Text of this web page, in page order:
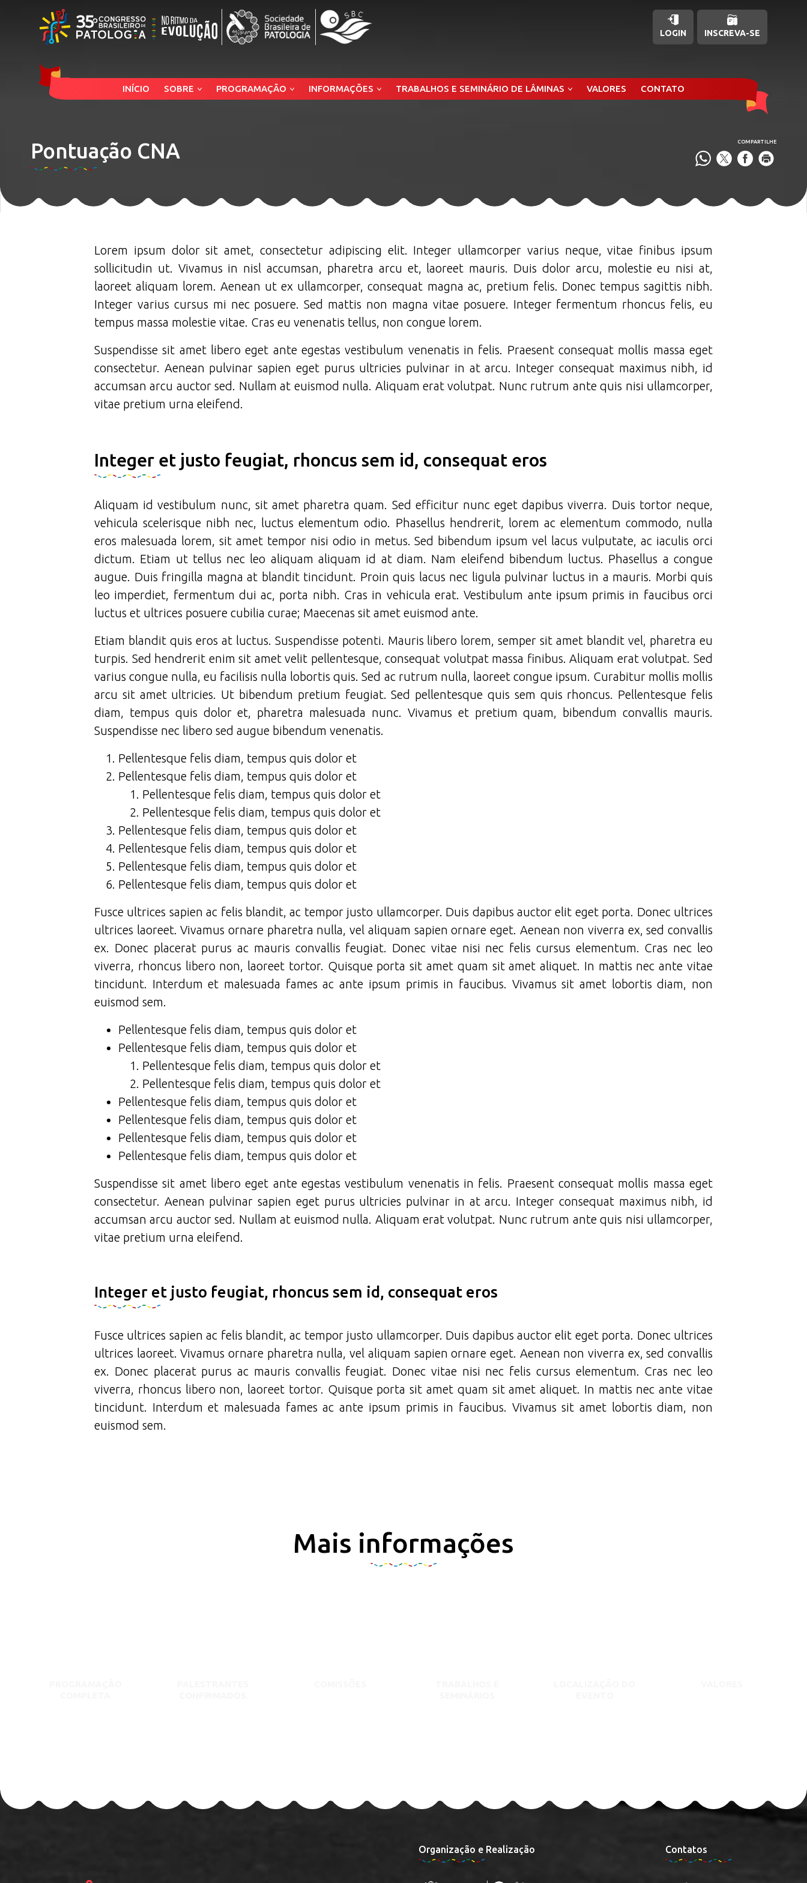
Pontuação CNA COMPARTILHE
LOGIN INSCREVA-SE
INÍCIO SOBRE PROGRAMAÇÃO INFORMAÇÕES TRABALHOS E SEMINÁRIO DE LÂMINAS VALORES CONTATO
Lorem ipsum dolor sit amet, consectetur adipiscing elit. Integer ullamcorper varius neque, vitae finibus ipsum
sollicitudin ut. Vivamus in nisl accumsan, pharetra arcu et, laoreet mauris. Duis dolor arcu, molestie eu nisi at,
laoreet aliquam lorem. Aenean ut ex ullamcorper, consequat magna ac, pretium felis. Donec tempus sagittis nibh.
Integer varius cursus mi nec posuere. Sed mattis non magna vitae posuere. Integer fermentum rhoncus felis, eu
tempus massa molestie vitae. Cras eu venenatis tellus, non congue lorem.
Suspendisse sit amet libero eget ante egestas vestibulum venenatis in felis. Praesent consequat mollis massa eget
consectetur. Aenean pulvinar sapien eget purus ultricies pulvinar in at arcu. Integer consequat maximus nibh, id
accumsan arcu auctor sed. Nullam at euismod nulla. Aliquam erat volutpat. Nunc rutrum ante quis nisi ullamcorper,
vitae pretium urna eleifend.
Integer et justo feugiat, rhoncus sem id, consequat eros
Aliquam id vestibulum nunc, sit amet pharetra quam. Sed efficitur nunc eget dapibus viverra. Duis tortor neque,
vehicula scelerisque nibh nec, luctus elementum odio. Phasellus hendrerit, lorem ac elementum commodo, nulla
eros malesuada lorem, sit amet tempor nisi odio in metus. Sed bibendum ipsum vel lacus vulputate, ac iaculis orci
dictum. Etiam ut tellus nec leo aliquam aliquam id at diam. Nam eleifend bibendum luctus. Phasellus a congue
augue. Duis fringilla magna at blandit tincidunt. Proin quis lacus nec ligula pulvinar luctus in a mauris. Morbi quis
leo imperdiet, fermentum dui ac, porta nibh. Cras in vehicula erat. Vestibulum ante ipsum primis in faucibus orci
luctus et ultrices posuere cubilia curae; Maecenas sit amet euismod ante.
Etiam blandit quis eros at luctus. Suspendisse potenti. Mauris libero lorem, semper sit amet blandit vel, pharetra eu
turpis. Sed hendrerit enim sit amet velit pellentesque, consequat volutpat massa finibus. Aliquam erat volutpat. Sed
varius congue nulla, eu facilisis nulla lobortis quis. Sed ac rutrum nulla, laoreet congue ipsum. Curabitur mollis mollis
arcu sit amet ultricies. Ut bibendum pretium feugiat. Sed pellentesque quis sem quis rhoncus. Pellentesque felis
diam, tempus quis dolor et, pharetra malesuada nunc. Vivamus et pretium quam, bibendum convallis mauris.
Suspendisse nec libero sed augue bibendum venenatis.
Pellentesque felis diam, tempus quis dolor et
Pellentesque felis diam, tempus quis dolor et
Pellentesque felis diam, tempus quis dolor et
Pellentesque felis diam, tempus quis dolor et
Pellentesque felis diam, tempus quis dolor et
Pellentesque felis diam, tempus quis dolor et
Pellentesque felis diam, tempus quis dolor et
Pellentesque felis diam, tempus quis dolor et
Fusce ultrices sapien ac felis blandit, ac tempor justo ullamcorper. Duis dapibus auctor elit eget porta. Donec ultrices
ultrices laoreet. Vivamus ornare pharetra nulla, vel aliquam sapien ornare eget. Aenean non viverra ex, sed convallis
ex. Donec placerat purus ac mauris convallis feugiat. Donec vitae nisi nec felis cursus elementum. Cras nec leo
viverra, rhoncus libero non, laoreet tortor. Quisque porta sit amet quam sit amet aliquet. In mattis nec ante vitae
tincidunt. Interdum et malesuada fames ac ante ipsum primis in faucibus. Vivamus sit amet lobortis diam, non
euismod sem.
Pellentesque felis diam, tempus quis dolor et
Pellentesque felis diam, tempus quis dolor et
Pellentesque felis diam, tempus quis dolor et
Pellentesque felis diam, tempus quis dolor et
Pellentesque felis diam, tempus quis dolor et
Pellentesque felis diam, tempus quis dolor et
Pellentesque felis diam, tempus quis dolor et
Pellentesque felis diam, tempus quis dolor et
Suspendisse sit amet libero eget ante egestas vestibulum venenatis in felis. Praesent consequat mollis massa eget
consectetur. Aenean pulvinar sapien eget purus ultricies pulvinar in at arcu. Integer consequat maximus nibh, id
accumsan arcu auctor sed. Nullam at euismod nulla. Aliquam erat volutpat. Nunc rutrum ante quis nisi ullamcorper,
vitae pretium urna eleifend.
Integer et justo feugiat, rhoncus sem id, consequat eros
Fusce ultrices sapien ac felis blandit, ac tempor justo ullamcorper. Duis dapibus auctor elit eget porta. Donec ultrices
ultrices laoreet. Vivamus ornare pharetra nulla, vel aliquam sapien ornare eget. Aenean non viverra ex, sed convallis
ex. Donec placerat purus ac mauris convallis feugiat. Donec vitae nisi nec felis cursus elementum. Cras nec leo
viverra, rhoncus libero non, laoreet tortor. Quisque porta sit amet quam sit amet aliquet. In mattis nec ante vitae
tincidunt. Interdum et malesuada fames ac ante ipsum primis in faucibus. Vivamus sit amet lobortis diam, non
euismod sem.
Mais informações
Organização e Realização Contatos